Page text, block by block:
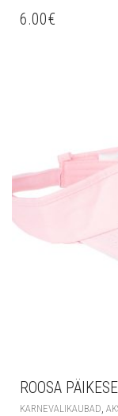
6.00€
ROOSA
KARNEVALIKAUBAD,